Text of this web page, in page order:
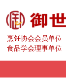
烹饪协会会员单位
食品学会理事单位